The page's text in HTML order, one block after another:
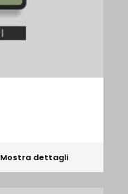
Mostra dettagli